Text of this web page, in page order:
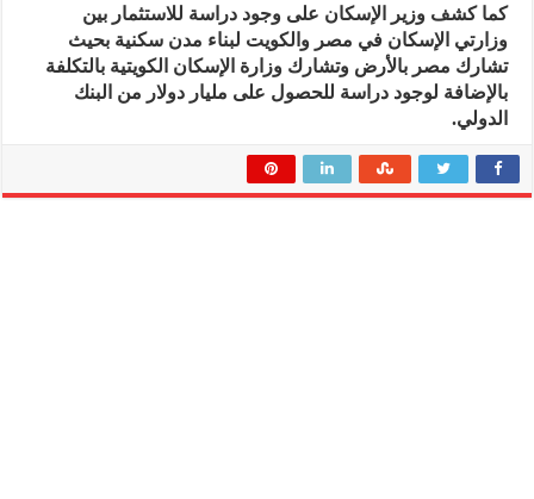
كما كشف وزير الإسكان على وجود دراسة للاستثمار بين
وزارتي الإسكان في مصر والكويت لبناء مدن سكنية بحيث
تشارك مصر بالأرض وتشارك وزارة الإسكان الكويتية بالتكلفة
بالإضافة لوجود دراسة للحصول على مليار دولار من البنك
الدولي.